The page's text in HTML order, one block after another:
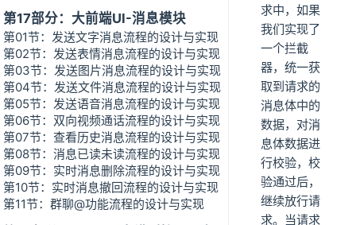
第17部分：大前端UI-消息模块
第01节：发送文字消息流程的设计与实现
第02节：发送表情消息流程的设计与实现
第03节：发送图片消息流程的设计与实现
第04节：发送文件消息流程的设计与实现
第05节：发送语音消息流程的设计与实现
第06节：双向视频通话流程的设计与实现
第07节：查看历史消息流程的设计与实现
第08节：消息已读未读流程的设计与实现
第09节：实时消息删除流程的设计与实现
第10节：实时消息撤回流程的设计与实现
第11节：群聊@功能流程的设计与实现
求中，如果
我们实现了
一个拦截
器，统一获
取到请求的
消息体中的
数据，对消
息体数据进
行校验，校
验通过后，
继续放行请
求。当请求